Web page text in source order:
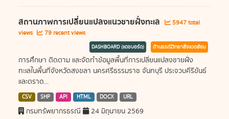
สถานภาพการเปลี่ยนแปลงแนวชายฝั่งทะเล
5947 total
views
79 recent views
DASHBOARD (แดชบอร์ด) ด้านธรณีวิทยาสิ่งแวดล้อม
การศึกษา ติดตาม และจัดทำข้อมูลพื้นที่การเปลี่ยนแปลงชายฝั่ง
ทะเลในพื้นที่จังหวัดสงขลา นครศรีธรรมราช จันทบุรี ประจวบคีรีขันธ์
และตราด...
CSV SHP API HTML DOCX URL
กรมทรัพยากรธรณี 24 มิถุนายน 2569